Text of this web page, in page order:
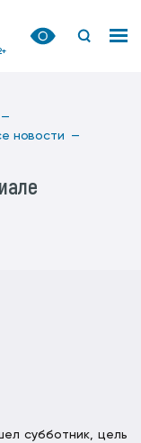
новости —
субботник, цель